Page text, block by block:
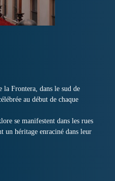
la Frontera, dans le sud de
au début de chaque
se manifestent dans les rues
un héritage enraciné dans leur